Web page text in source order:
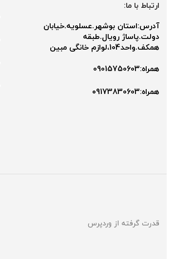
ارتباط با ما:
آدرس:استان بوشهر.عسلویه.خیابان
دولت.پاساژ رویال.طبقه
همکف.واحد104،لوازم خانگی مبین
همراه:09015750603
همراه:۰9173830603
قدرت گرفته از وردپرس